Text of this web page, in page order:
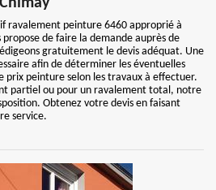
ravalement peinture 6460 approprié à
de faire la demande auprès de
gratuitement le devis adéquat. Une
afin de déterminer les éventuelles
prix peinture selon les travaux à effectuer.
partiel ou pour un ravalement total, notre
Obtenez votre devis en faisant
service.